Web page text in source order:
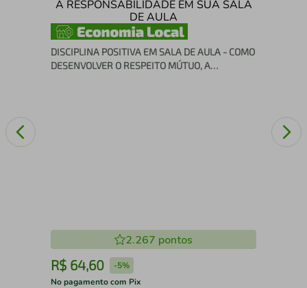
DISCIPLINA POSITIVA EM SALA DE AULA - COMO
DESENVOLVER O RESPEITO MÚTUO, A
2.267 pontos
R$ 64,60 -5%
No pagamento com Pix